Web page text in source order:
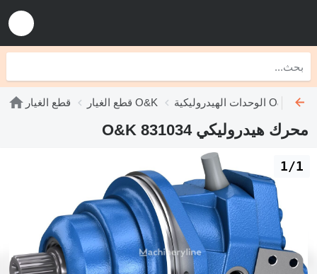
قطع الغيار قطع الغيار O&K الوحدات الهيدروليكية O&K
محرك هيدروليكي O&K 831034
1/1